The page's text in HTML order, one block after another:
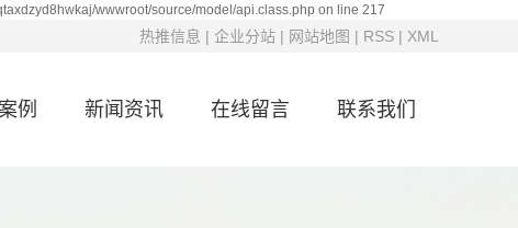
wwwroot/source/model/api.class.php on line 217
热推信息 | 企业分站 | 网站地图 | RSS | XML
例 新闻资讯 在线留言 联系我们